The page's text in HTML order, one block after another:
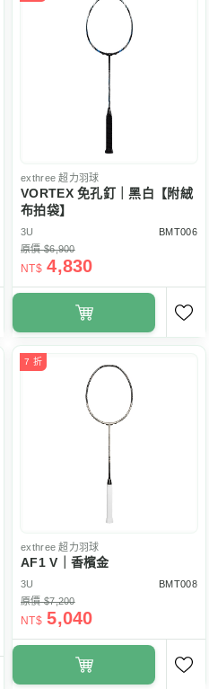
exthree 超力羽球
VORTEX 免孔釘｜黑白【附絨
布拍袋】
3U
BMT006
原價 $6,900
NT$ 4,830
7 折
exthree 超力羽球
AF1 V｜香檳金
3U
BMT008
原價 $7,200
NT$ 5,040